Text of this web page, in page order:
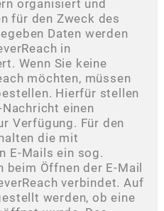
organisiert und
für den Zweck des
Daten werden
in
Wenn Sie keine
möchten, müssen
Hierfür stellen
einen
Verfügung. Für den
die mit
E-Mails ein sog.
beim Öffnen der E-Mail
verbindet. Auf
werden, ob eine